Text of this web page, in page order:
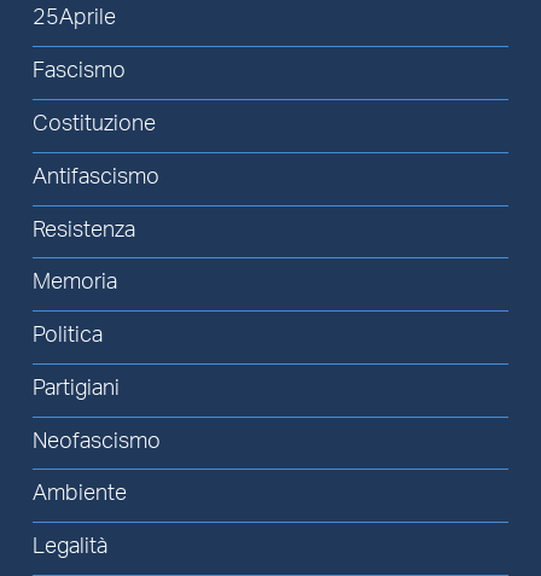
25Aprile
Fascismo
Costituzione
Antifascismo
Resistenza
Memoria
Politica
Partigiani
Neofascismo
Ambiente
Legalità